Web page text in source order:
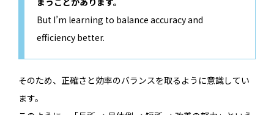
But I’m learning to balance accuracy and
efficiency better.
そのため、正確さと効率のバランスを取るように意識してい
ます。